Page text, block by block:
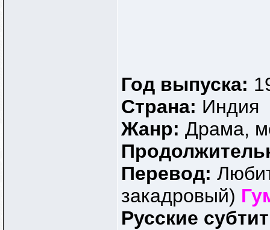
Год выпуска:
Страна: Индия
Жанр: Драма,
Перевод:
закадровый)
Русские